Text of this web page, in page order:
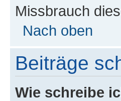
Missbrauch
Nach oben
Beiträge
Wie schreibe